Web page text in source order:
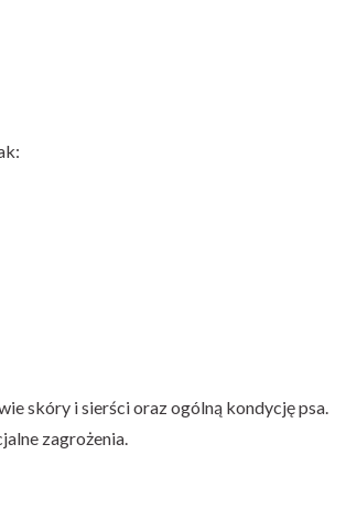
skóry i sierści oraz ogólną kondycję psa.
zagrożenia.